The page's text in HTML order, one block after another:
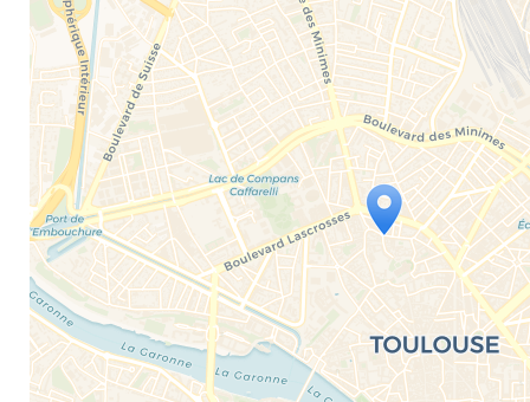
Travelers' Map is loading...
If you see this after your page is loaded
leafletJS files are missing.